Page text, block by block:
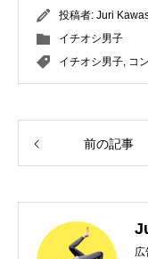
投稿者: Juri
イチオシ男子
イチオシ男子 コ
前の記事
広